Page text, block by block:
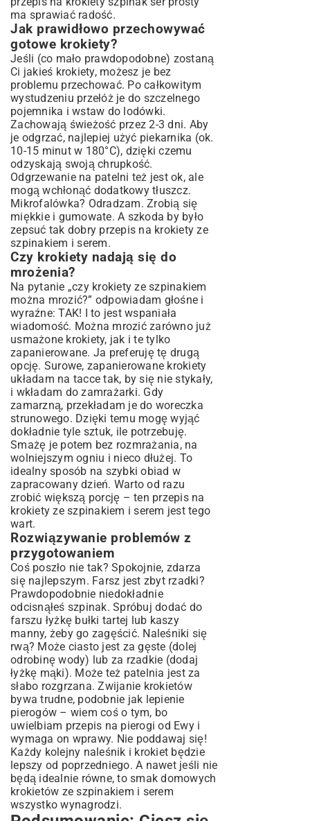
ma sprawiać radość.
Jak prawidłowo przechowywać
gotowe krokiety?
Jeśli (co mało prawdopodobne) zostaną
Ci jakieś krokiety, możesz je bez
problemu przechować. Po całkowitym
wystudzeniu przełóż je do szczelnego
pojemnika i wstaw do lodówki.
Zachowają świeżość przez 2-3 dni. Aby
je odgrzać, najlepiej użyć piekarnika (ok.
10-15 minut w 180°C), dzięki czemu
odzyskają swoją chrupkość.
Odgrzewanie na patelni też jest ok, ale
mogą wchłonąć dodatkowy tłuszcz.
Mikrofalówka? Odradzam. Zrobią się
miękkie i gumowate. A szkoda by było
zepsuć tak dobry przepis na krokiety ze
szpinakiem i serem.
Czy krokiety nadają się do
mrożenia?
Na pytanie „czy krokiety ze szpinakiem
można mrozić?” odpowiadam głośne i
wyraźne: TAK! I to jest wspaniała
wiadomość. Można mrozić zarówno już
usmażone krokiety, jak i te tylko
zapanierowane. Ja preferuję tę drugą
opcję. Surowe, zapanierowane krokiety
układam na tacce tak, by się nie stykały,
i wkładam do zamrażarki. Gdy
zamarzną, przekładam je do woreczka
strunowego. Dzięki temu mogę wyjąć
dokładnie tyle sztuk, ile potrzebuję.
Smażę je potem bez rozmrażania, na
wolniejszym ogniu i nieco dłużej. To
idealny sposób na szybki obiad w
zapracowany dzień. Warto od razu
zrobić większą porcję – ten przepis na
krokiety ze szpinakiem i serem jest tego
wart.
Rozwiązywanie problemów z
przygotowaniem
Coś poszło nie tak? Spokojnie, zdarza
się najlepszym. Farsz jest zbyt rzadki?
Prawdopodobnie niedokładnie
odcisnąłeś szpinak. Spróbuj dodać do
farszu łyżkę bułki tartej lub kaszy
manny, żeby go zagęścić. Naleśniki się
rwą? Może ciasto jest za gęste (dolej
odrobinę wody) lub za rzadkie (dodaj
łyżkę mąki). Może też patelnia jest za
słabo rozgrzana. Zwijanie krokietów
bywa trudne, podobnie jak lepienie
pierogów – wiem coś o tym, bo
uwielbiam przepis na pierogi od Ewyi
wymaga on wprawy. Nie poddawaj się!
Każdy kolejny naleśnik i krokiet będzie
lepszy od poprzedniego. A nawet jeśli nie
będą idealnie równe, to smak domowych
krokietów ze szpinakiem i serem
wszystko wynagrodzi.